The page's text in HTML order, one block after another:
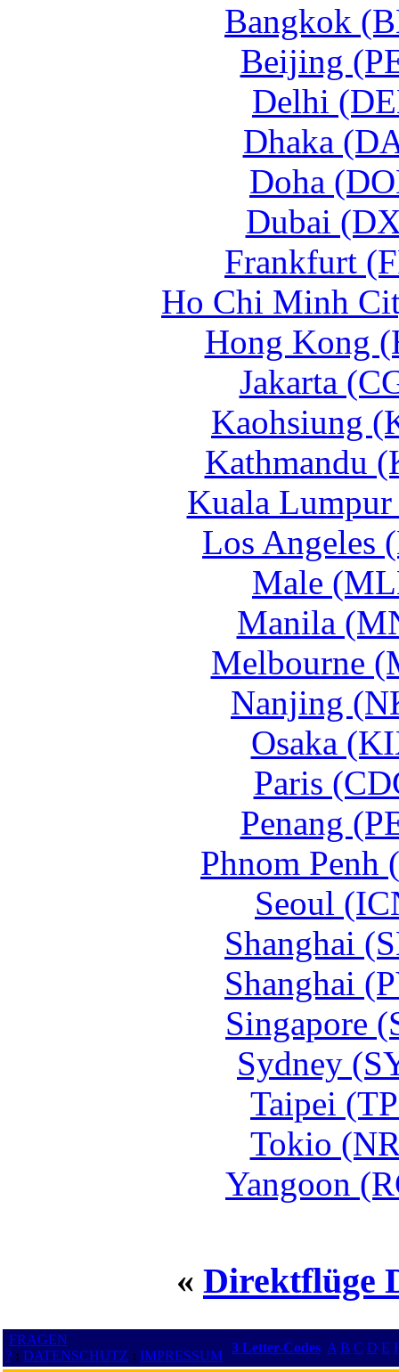
Bangkok
Beijing
Delhi
Dhaka
Doha
Dubai
Frankfurt
Ho Chi Minh
Hong Kong
Jakarta
Kaohsiung
Kathmandu
Kuala
Los Angeles
Male
Manila
Melbourne
Nanjing
Osaka
Paris
Penang
Phnom Penh
Seoul
Shanghai
Shanghai
Singapore
Sydney
Taipei
Tokio
Yangoon
« Direktflüge
FRAGEN
? : DATENSCHUTZ : IMPRESSUM
3 Letter-Codes A B C D E